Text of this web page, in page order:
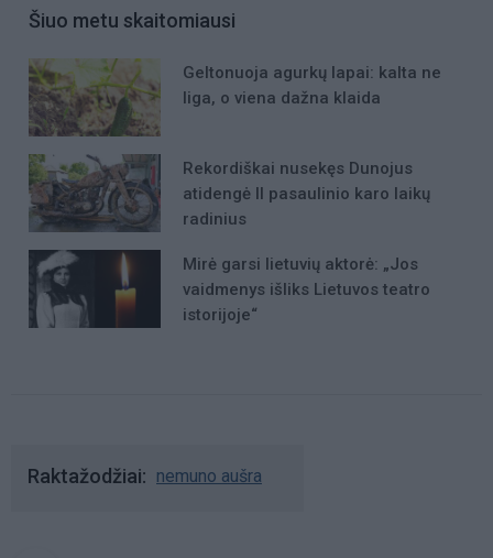
Šiuo metu skaitomiausi
Geltonuoja agurkų lapai: kalta ne
liga, o viena dažna klaida
Rekordiškai nusekęs Dunojus
atidengė II pasaulinio karo laikų
radinius
Mirė garsi lietuvių aktorė: „Jos
vaidmenys išliks Lietuvos teatro
istorijoje“
Raktažodžiai nemuno aušra